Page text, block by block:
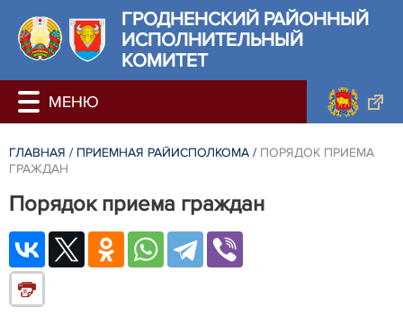
ГРОДНЕНСКИЙ РАЙОННЫЙ
ИСПОЛНИТЕЛЬНЫЙ
КОМИТЕТ
ГЛАВНАЯ / ПРИЕМНАЯ РАЙИСПОЛКОМА / ПОРЯДОК ПРИЕМА
ГРАЖДАН
Порядок приема граждан